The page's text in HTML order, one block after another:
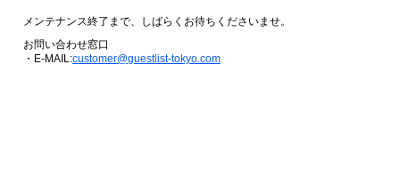
メンテナンス終了まで、しばらくお待ちくださいませ。
お問い合わせ窓口
・E-MAIL:customer@guestlist-tokyo.com